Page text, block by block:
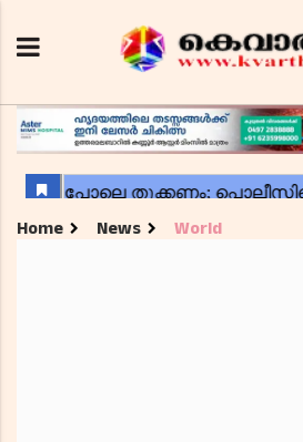
Home News World